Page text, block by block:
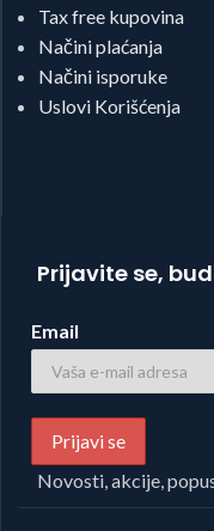
Tax free kupovina
Načini plaćanja
Načini isporuke
Uslovi Korišćenja
Prijavite se,
Email
Novosti, akcije,